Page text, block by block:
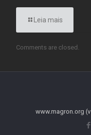
Leia mais
Comments are closed.
www.magron.org